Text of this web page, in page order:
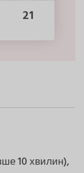
21
10 хвилин),